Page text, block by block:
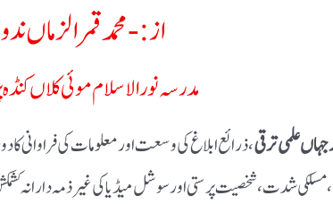
از:- محمد قمر الزماں
مدرسہ نور الاسلام موئی کلاں
علمی ترقی، ذرائع ابلاغ کی وسعت اور معلومات کی فراوانی کا
شدت، شخصیت پرستی اور سوشل میڈیا کی غیر ذمہ دارانہ